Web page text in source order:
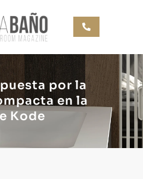
por la
en la
Kode